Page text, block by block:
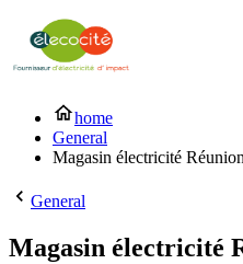
home
General
Magasin électricité
General
Magasin électricité